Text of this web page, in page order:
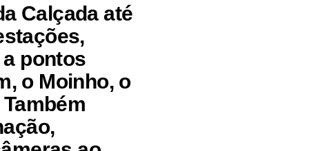
Calçada até
pontos
o Moinho, o